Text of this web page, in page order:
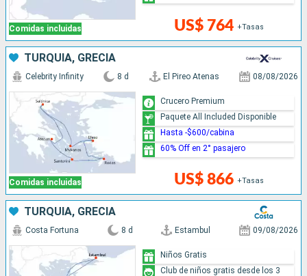
Comidas incluidas US$ 764 +Tasas
TURQUÍA, GRECIA
Comidas incluidas
Celebrity Infinity 8 d El Pireo Atenas 08/08/2026
US$ 866 +Tasas
Crucero Premium
Paquete All Included Disponible
Hasta -$600/cabina
60% Off en 2° pasajero
TURQUÍA, GRECIA
Costa Fortuna 8 d Estambul 09/08/2026
Niños Gratis
Club de niños gratis desde los 3